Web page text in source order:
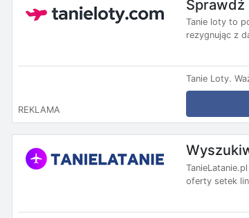
Sprawdź
Tanie loty to
rezygnując z
Tanie Loty.
REKLAMA
oferty setek